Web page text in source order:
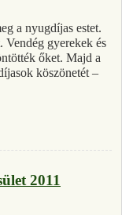
a nyugdíjas estet.
gyerekek és
őket. Majd a
köszönetét –
2011